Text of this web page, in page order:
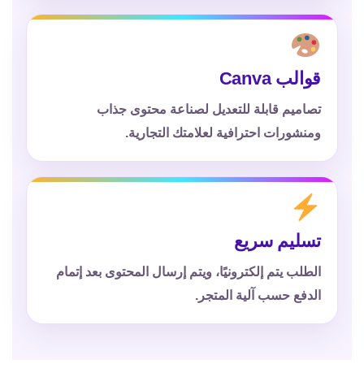
قوالب Canva
تصاميم قابلة للتعديل لصناعة محتوى جذاب
ومنشورات احترافية لعلامتك التجارية.
تسليم سريع
الطلب يتم إلكترونيًا، ويتم إرسال المحتوى بعد إتمام
الدفع حسب آلية المتجر.